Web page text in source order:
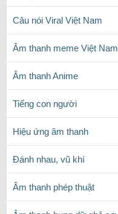
Câu nói Viral Việt Nam
Âm thanh meme Việt Nam
Âm thanh Anime
Tiếng con người
Hiệu ứng âm thanh
Đánh nhau, vũ khí
Âm thanh phép thuật